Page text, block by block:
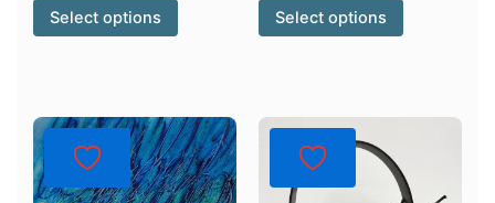
Select options Select options